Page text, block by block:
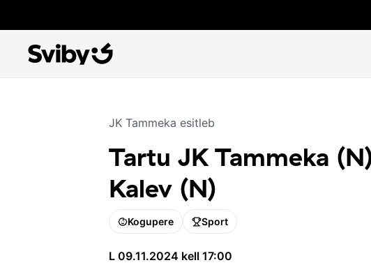
JK Tammeka esitleb
Tartu JK Tammeka
Kalev (N)
Kogupere Sport
L 09.11.2024 kell 17:00